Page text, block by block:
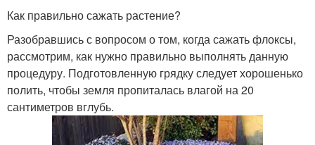
Как правильно сажать растение?
Разобравшись с вопросом о том, когда сажать флоксы,
рассмотрим, как нужно правильно выполнять данную
процедуру. Подготовленную грядку следует хорошенько
полить, чтобы земля пропиталась влагой на 20
сантиметров вглубь.